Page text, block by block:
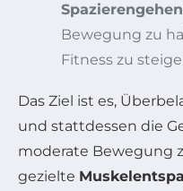
Bewegung zu
Fitness zu
Das Ziel ist es,
und stattdessen die
moderate Bewegung
gezielte